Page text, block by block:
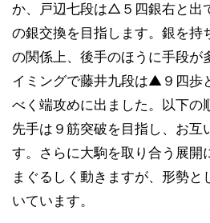
か、戸辺七段は△５四銀右と出
の銀交換を目指します。銀を持
の関係上、後手のほうに手段が
イミングで藤井九段は▲９四歩
べく端攻めに出ました。以下の
先手は９筋突破を目指し、お互
す。さらに大駒を取り合う展開
まぐるしく動きますが、形勢と
いています。